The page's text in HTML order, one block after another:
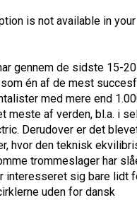
is not available in your
gennem de sidste 15-
én af de mest
med mere end
meste af verden, bl.a. i
Derudover er det
hvor den teknisk
trommeslager har
interesseret sig bare lidt
uden for dansk